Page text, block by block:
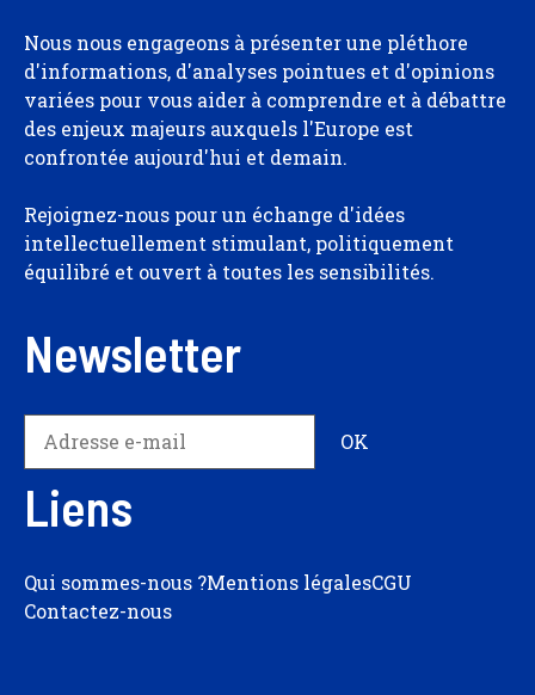
Nous nous engageons à présenter une pléthore
d'informations, d'analyses pointues et d'opinions
variées pour vous aider à comprendre et à débattre
des enjeux majeurs auxquels l'Europe est
confrontée aujourd'hui et demain.
Rejoignez-nous pour un échange d'idées
intellectuellement stimulant, politiquement
équilibré et ouvert à toutes les sensibilités.
Newsletter
Liens
Qui sommes-nous ?Mentions légalesCGU
Contactez-nous